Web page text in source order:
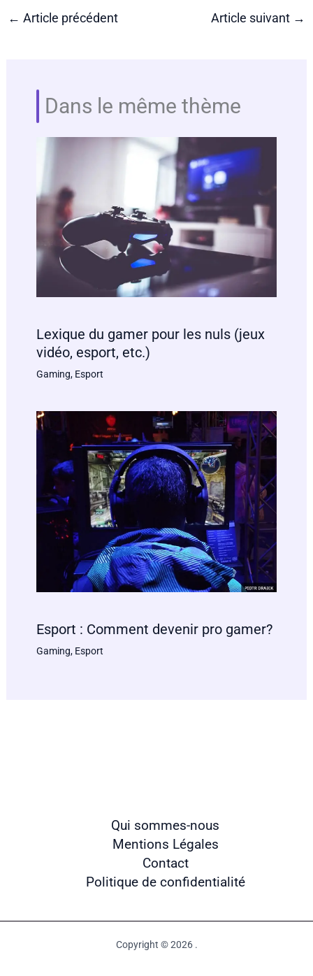
← Article précédent Article suivant →
Dans le même thème
Lexique du gamer pour les nuls (jeux
vidéo, esport, etc.)
Gaming, Esport
Esport : Comment devenir pro gamer?
Gaming, Esport
Qui sommes-nous
Mentions Légales
Contact
Politique de confidentialité
Copyright © 2026 .